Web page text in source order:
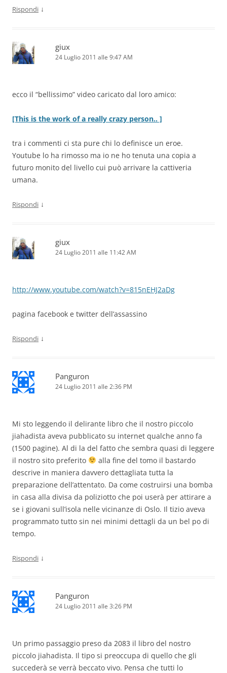
Rispondi ↓
giux
24 Luglio 2011 alle 9:47 AM
ecco il “bellissimo” video caricato dal loro amico:
[This is the work of a really crazy person.. ]
tra i commenti ci sta pure chi lo definisce un eroe.
Youtube lo ha rimosso ma io ne ho tenuta una copia a
futuro monito del livello cui può arrivare la cattiveria
umana.
Rispondi ↓
giux
24 Luglio 2011 alle 11:42 AM
http://www.youtube.com/watch?v=815nEHJ2aDg
pagina facebook e twitter dell’assassino
Rispondi ↓
Panguron
24 Luglio 2011 alle 2:36 PM
Mi sto leggendo il delirante libro che il nostro piccolo
jiahadista aveva pubblicato su internet qualche anno fa
(1500 pagine). Al di la del fatto che sembra quasi di leggere
il nostro sito preferito
alla fine del tomo il bastardo
descrive in maniera davvero dettagliata tutta la
preparazione dell’attentato. Da come costruirsi una bomba
in casa alla divisa da poliziotto che poi userà per attirare a
se i giovani sull’isola nelle vicinanze di Oslo. Il tizio aveva
programmato tutto sin nei minimi dettagli da un bel po di
tempo.
Rispondi ↓
Panguron
24 Luglio 2011 alle 3:26 PM
Un primo passaggio preso da 2083 il libro del nostro
piccolo jiahadista. Il tipo si preoccupa di quello che gli
succederà se verrà beccato vivo. Pensa che tutti lo